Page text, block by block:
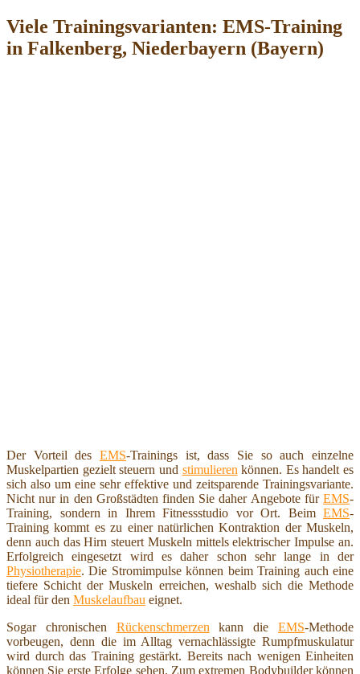
Viele Trainingsvarianten: EMS-Training
in Falkenberg, Niederbayern (Bayern)
Der Vorteil des EMS-Trainings ist, dass Sie so auch einzelne
Muskelpartien gezielt steuern und stimulieren können. Es handelt es
sich also um eine sehr effektive und zeitsparende Trainingsvariante.
Nicht nur in den Großstädten finden Sie daher Angebote für EMS-
Training, sondern in Ihrem Fitnessstudio vor Ort. Beim EMS-
Training kommt es zu einer natürlichen Kontraktion der Muskeln,
denn auch das Hirn steuert Muskeln mittels elektrischer Impulse an.
Erfolgreich eingesetzt wird es daher schon sehr lange in der
Physiotherapie. Die Stromimpulse können beim Training auch eine
tiefere Schicht der Muskeln erreichen, weshalb sich die Methode
ideal für den Muskelaufbau eignet.
Sogar chronischen Rückenschmerzen kann dieEMS-Methode
vorbeugen, denn die im Alltag vernachlässigte Rumpfmuskulatur
wird durch das Training gestärkt. Bereits nach wenigen Einheiten
können Sie erste Erfolge sehen. Zum extremen Bodybuilder können